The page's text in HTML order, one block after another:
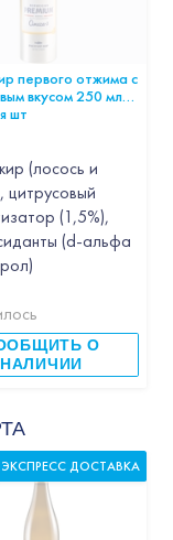
первого отжима с
вкусом 250 мл
шт
(лосось и
цитрусовый
(1,5%),
(d-альфа
О
НАЛИЧИИ
ЭКСПРЕСС ДОСТАВКА